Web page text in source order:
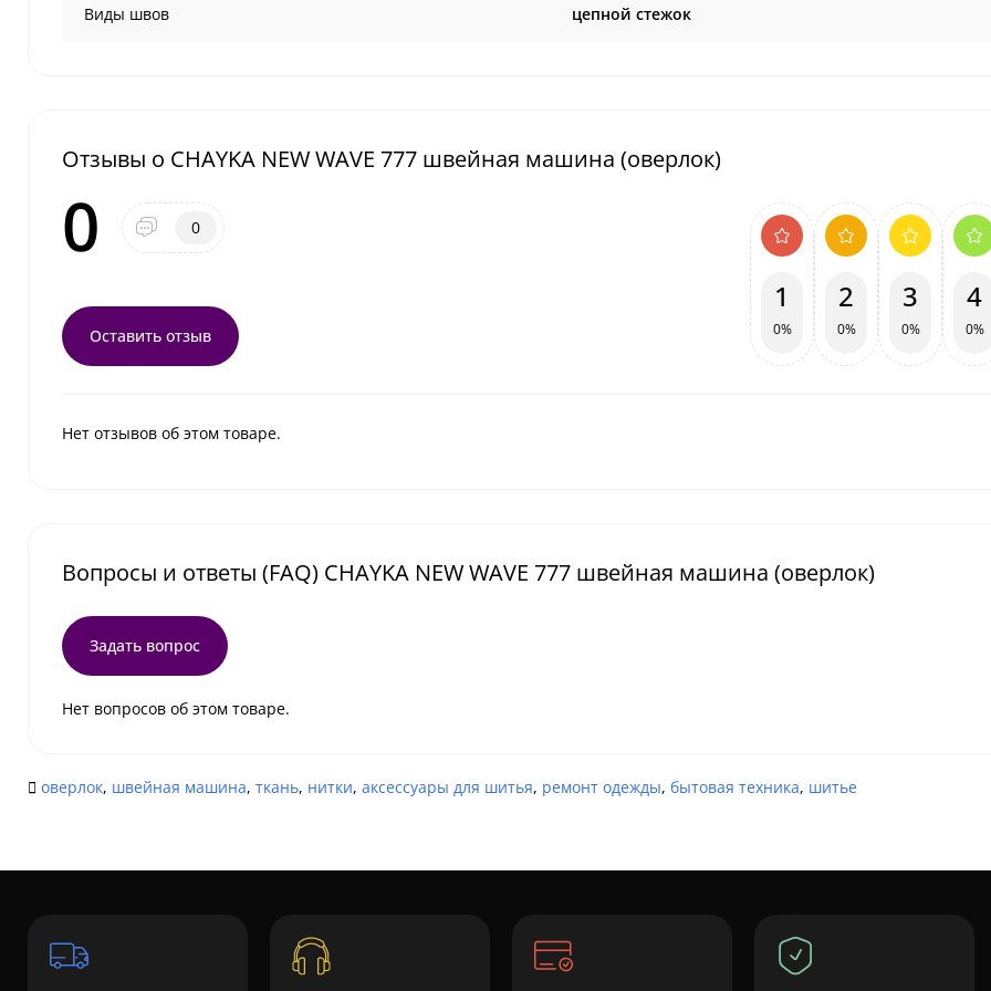
Виды швов цепной стежок
Отзывы о CHAYKA NEW WAVE 777 швейная машина (оверлок)
0 0
Оставить отзыв
1
0%
2
0%
3
0%
4
0%
Нет отзывов об этом товаре.
Вопросы и ответы (FAQ) CHAYKA NEW WAVE 777 швейная машина (оверлок)
Задать вопрос
Нет вопросов об этом товаре.
оверлок, швейная машина, ткань, нитки, аксессуары для шитья, ремонт одежды, бытовая техника, шитье